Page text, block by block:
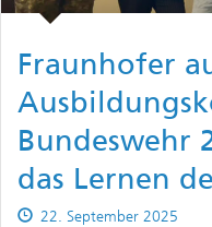
Fraunhofer
Bundeswehr
das Lernen
Published
22. September 2025